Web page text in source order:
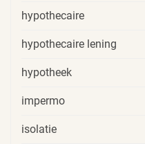
hypothecaire
hypothecaire lening
hypotheek
impermo
isolatie